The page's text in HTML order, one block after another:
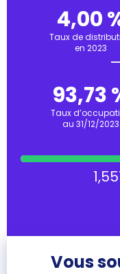
4,00
Taux de
en 2023
93,73
Taux
au 31/12/2023
Vous